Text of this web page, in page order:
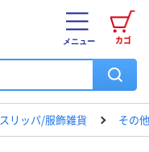
カゴ
メニュー
スリッパ/服飾雑貨 その